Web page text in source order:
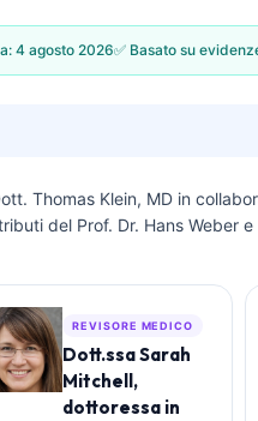
4 agosto 2026✅ Basato su
Thomas Klein, MD in
del Prof. Dr. Hans Weber
REVISORE MEDICO
Dott.ssa Sarah
Mitchell,
dottoressa in